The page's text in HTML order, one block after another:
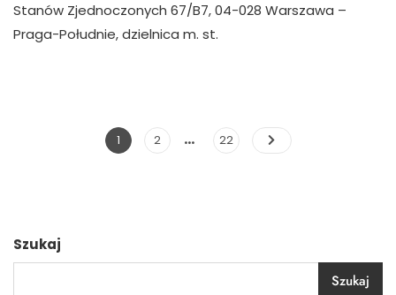
Stanów Zjednoczonych 67/B7, 04-028 Warszawa –
Praga-Południe, dzielnica m. st.
Stronicowanie
Page
1 Page
2 … Page
22
Szukaj
Szukaj